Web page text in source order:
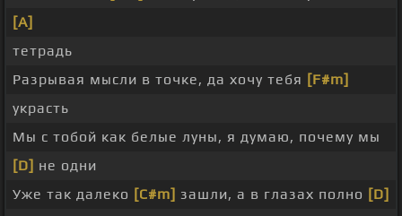
[A]
тетрадь
Разрывая мысли в точке, да хочу тебя [F#m]
украсть
Мы с тобой как белые луны, я думаю, почему мы
[D] не одни
Уже так далеко [C#m] зашли, а в глазах полно [D]